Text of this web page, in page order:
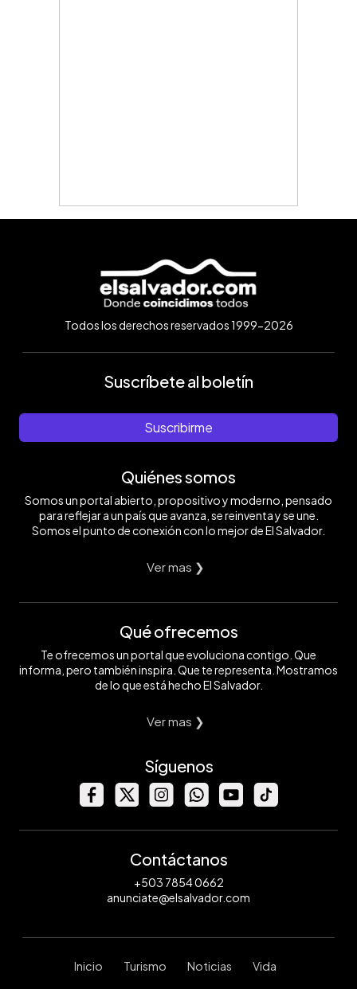
Todos los derechos reservados 1999-2026
Suscríbete al boletín
Suscribirme
Quiénes somos
Somos un portal abierto, propositivo y moderno, pensado
para reflejar a un país que avanza, se reinventa y se une.
Somos el punto de conexión con lo mejor de El Salvador.
Ver mas ❯
Qué ofrecemos
Te ofrecemos un portal que evoluciona contigo. Que
informa, pero también inspira. Que te representa. Mostramos
de lo que está hecho El Salvador.
Ver mas ❯
Síguenos
Contáctanos
+503 7854 0662
anunciate@elsalvador.com
Inicio Turismo Noticias Vida